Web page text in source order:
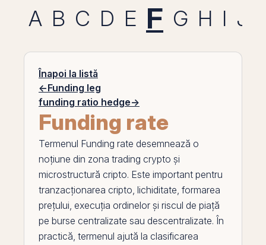
A B C D E F G H I J
Înapoi la listă
←Funding leg
funding ratio hedge→
Funding rate
Termenul Funding rate desemnează o
noțiune din zona trading crypto și
microstructură cripto. Este important pentru
tranzacționarea cripto, lichiditate, formarea
prețului, execuția ordinelor și riscul de piață
pe burse centralizate sau descentralizate. În
practică, termenul ajută la clasificarea